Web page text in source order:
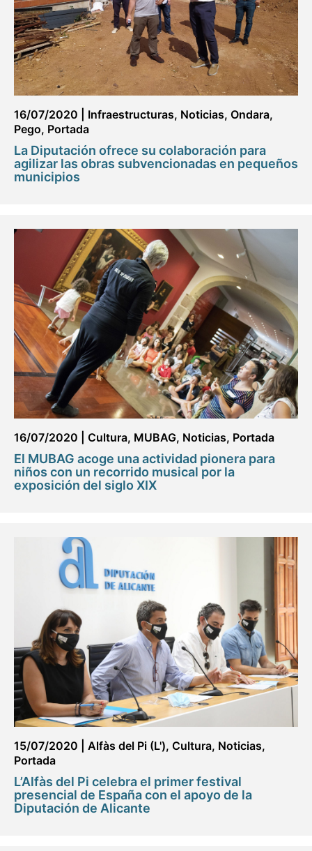
16/07/2020 Infraestructuras, Noticias, Ondara,
Pego, Portada
La Diputación ofrece su colaboración para
agilizar las obras subvencionadas en pequeños
municipios
16/07/2020 Cultura, MUBAG, Noticias, Portada
El MUBAG acoge una actividad pionera para
niños con un recorrido musical por la
exposición del siglo XIX
15/07/2020 Alfàs del Pi (L'), Cultura, Noticias,
Portada
L’Alfàs del Pi celebra el primer festival
presencial de España con el apoyo de la
Diputación de Alicante